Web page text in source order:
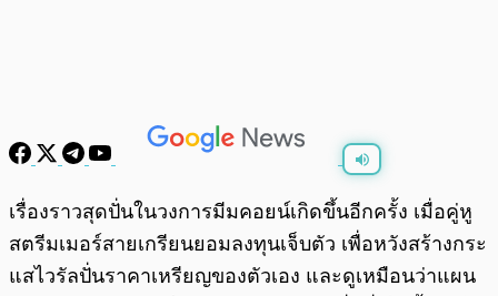
พร้อมเล่น 0:00 0:00
เรื่องราวสุดปั่นในวงการมีมคอยน์เกิดขึ้นอีกครั้ง เมื่อคู่หู
สตรีมเมอร์สายเกรียนยอมลงทุนเจ็บตัว เพื่อหวังสร้างกระ
แสไวรัลปั่นราคาเหรียญของตัวเอง และดูเหมือนว่าแผน